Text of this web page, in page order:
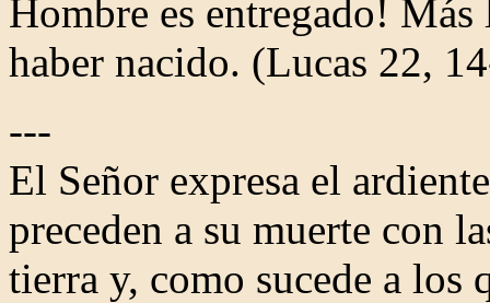
Hombre es entregado!
haber nacido. (Lucas 22,
---
El Señor expresa el
preceden a su muerte con
tierra y, como sucede a los